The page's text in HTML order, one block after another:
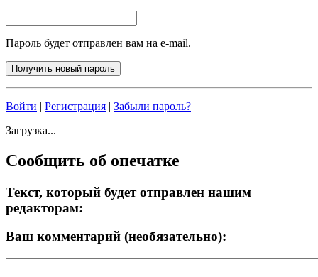
Пароль будет отправлен вам на e-mail.
Войти | Регистрация | Забыли пароль?
Загрузка...
Сообщить об опечатке
Текст, который будет отправлен нашим
редакторам:
Ваш комментарий (необязательно):